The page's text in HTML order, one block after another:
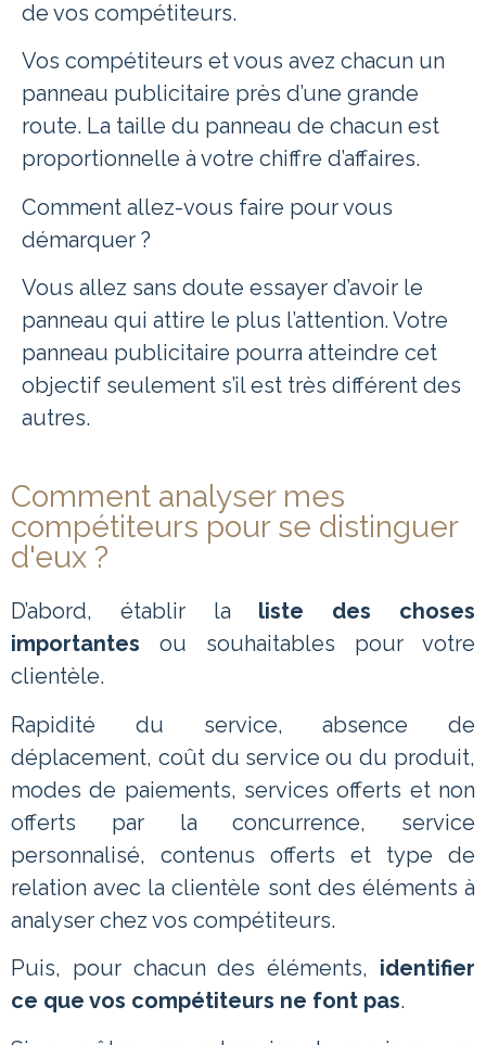
de vos compétiteurs.
Vos compétiteurs et vous avez chacun un
panneau publicitaire près d’une grande
route. La taille du panneau de chacun est
proportionnelle à votre chiffre d’affaires.
Comment allez-vous faire pour vous
démarquer ?
Vous allez sans doute essayer d’avoir le
panneau qui attire le plus l’attention. Votre
panneau publicitaire pourra atteindre cet
objectif seulement s’il est très différent des
autres.
Comment analyser mes
compétiteurs pour se distinguer
d'eux ?
D’abord, établir la liste des choses
importantes ou souhaitables pour votre
clientèle.
Rapidité du service, absence de
déplacement, coût du service ou du produit,
modes de paiements, services offerts et non
offerts par la concurrence, service
personnalisé, contenus offerts et type de
relation avec la clientèle sont des éléments à
analyser chez vos compétiteurs.
Puis, pour chacun des éléments, identifier
ce que vos compétiteurs ne font pas.